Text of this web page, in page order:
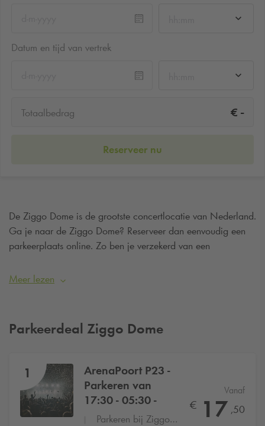
Datum en tijd van vertrek
Totaalbedrag € -
Reserveer nu
De Ziggo Dome is de grootste concertlocatie van Nederland.
Ga je naar de Ziggo Dome? Reserveer dan eenvoudig een
parkeerplaats online. Zo ben je verzekerd van een
avond. Een parkeerplaats van
Meer lezen
Parkeerdeal Ziggo Dome
1
ArenaPoort P23 -
Parkeren van
17:30 - 05:30 -
Parkeren bij Ziggo Dome, Johan Cruijff Arena of AFASlive
Vanaf
€ 17 ,50